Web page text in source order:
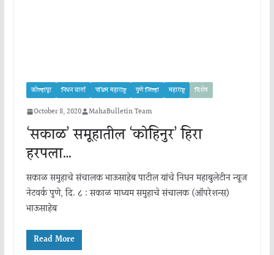
कोल्हापूर निधन वार्ता पश्चिम महाराष्ट्र पुणे जिल्हा महाराष्ट्र विशेष
October 8, 2020 MahaBulletin Team
‘सकाळ’ समूहातील ‘कोहिनुर’ हिरा
हरपला…
सकाळ समुहाचे संचालक भाऊसाहेब पाटील यांचे निधन महाबुलेटीन न्यूज
नेटवर्क पुणे, दि. ८ : सकाळ माध्यम समुहाचे संचालक (ऑपरेशन्स)
भाऊसाहेब
Read More